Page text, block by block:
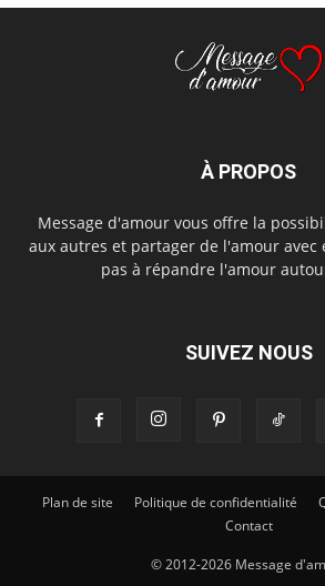
À PROPOS
Message d'amour vous offre la
aux autres et partager de l'amour avec
pas à répandre l'amour
SUIVEZ NOUS
Plan de site Politique de confidentialité
Contact
© 2012-2026 Message